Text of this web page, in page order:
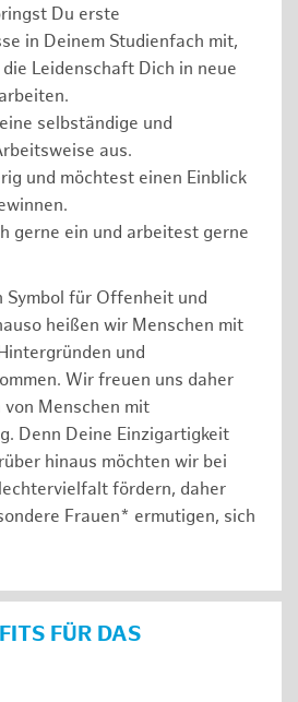
Du erste
in Deinem Studienfach mit,
Leidenschaft Dich in neue
selbständige und
aus.
und möchtest einen Einblick
gerne ein und arbeitest gerne
Symbol für Offenheit und
heißen wir Menschen mit
und
Wir freuen uns daher
Menschen mit
Denn Deine Einzigartigkeit
hinaus möchten wir bei
fördern, daher
Frauen* ermutigen, sich
FÜR DAS